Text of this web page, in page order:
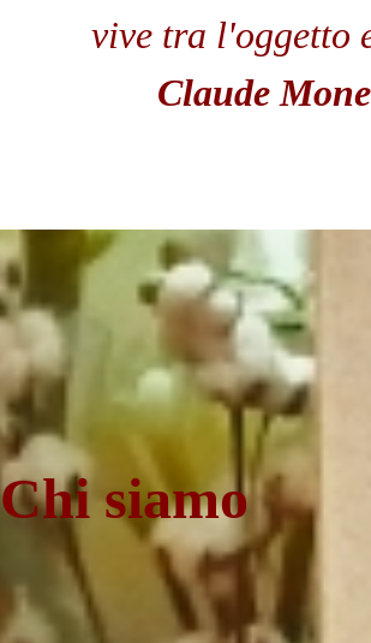
vive tra l'oggetto
Claude
Chi siamo